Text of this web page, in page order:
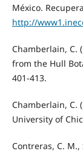
México.
http://
Chamberlain, C.
from the Hull
401-413.
Chamberlain, C.
University of
Contreras, C.